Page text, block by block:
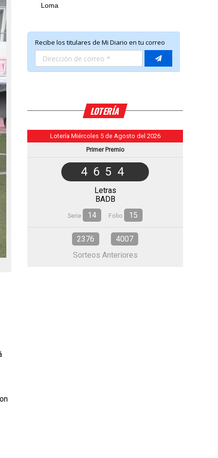
Loma
LOTERÍA
Lotería Miércoles 5 de Agosto del 2026
Primer Premio
4654
Letras
BADB
Serie 14 Folio 15
2376
4007
Sorteos Anteriores